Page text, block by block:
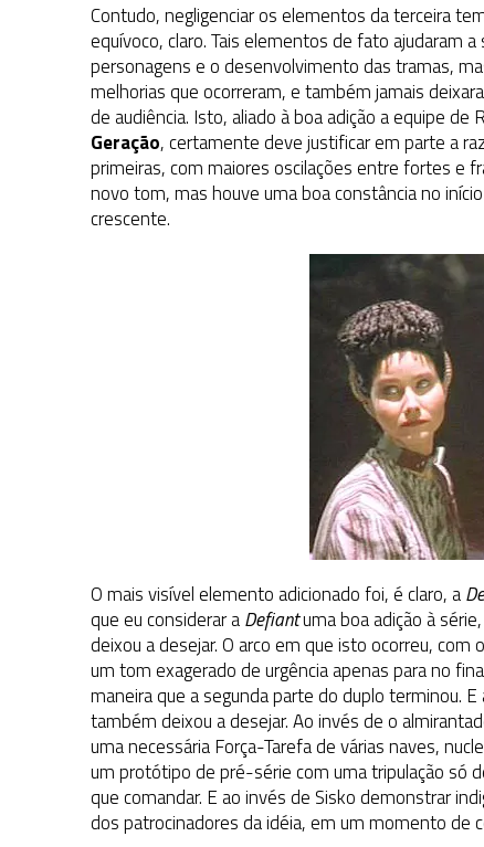
Contudo, negligenciar os elementos da terceira
equívoco, claro. Tais elementos de fato ajudaram
personagens e o desenvolvimento das tramas,
melhorias que ocorreram, e também jamais
de audiência. Isto, aliado à boa adição a equipe
Geração, certamente deve justificar em parte a
primeiras, com maiores oscilações entre fortes e
novo tom, mas houve uma boa constância no
crescente.
O mais visível elemento adicionado foi, é claro, a
que eu considerar aDefiantuma boa adição à
deixou a desejar. O arco em que isto ocorreu, com
um tom exagerado de urgência apenas para no
maneira que a segunda parte do duplo terminou.
também deixou a desejar. Ao invés de o
uma necessária Força-Tarefa de várias naves,
um protótipo de pré-série com uma tripulação só
que comandar. E ao invés de Sisko demonstrar
dos patrocinadores da idéia, em um momento de